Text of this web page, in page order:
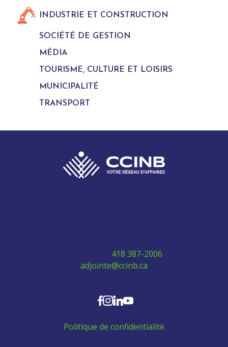
INDUSTRIE ET CONSTRUCTION
SOCIÉTÉ DE GESTION
MÉDIA
TOURISME, CULTURE ET LOISIRS
MUNICIPALITÉ
TRANSPORT
418 387-2006
adjointe@ccinb.ca
Politique de confidentialité